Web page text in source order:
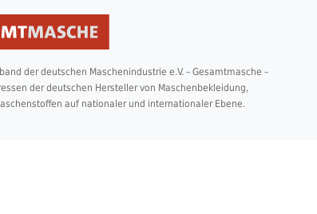
der deutschen Maschenindustrie e.V. – Gesamtmasche –
der deutschen Hersteller von Maschenbekleidung,
auf nationaler und internationaler Ebene.